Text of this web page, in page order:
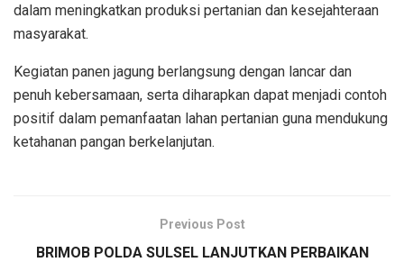
dalam meningkatkan produksi pertanian dan kesejahteraan
masyarakat.
Kegiatan panen jagung berlangsung dengan lancar dan
penuh kebersamaan, serta diharapkan dapat menjadi contoh
positif dalam pemanfaatan lahan pertanian guna mendukung
ketahanan pangan berkelanjutan.
Previous Post
BRIMOB POLDA SULSEL LANJUTKAN PERBAIKAN